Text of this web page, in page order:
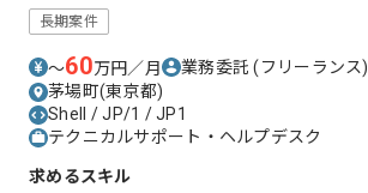
長期案件
〜60万円／月 業務委託(フリーランス)
茅場町(東京都)
Shell / JP/1 / JP1
テクニカルサポート・ヘルプデスク
求めるスキル